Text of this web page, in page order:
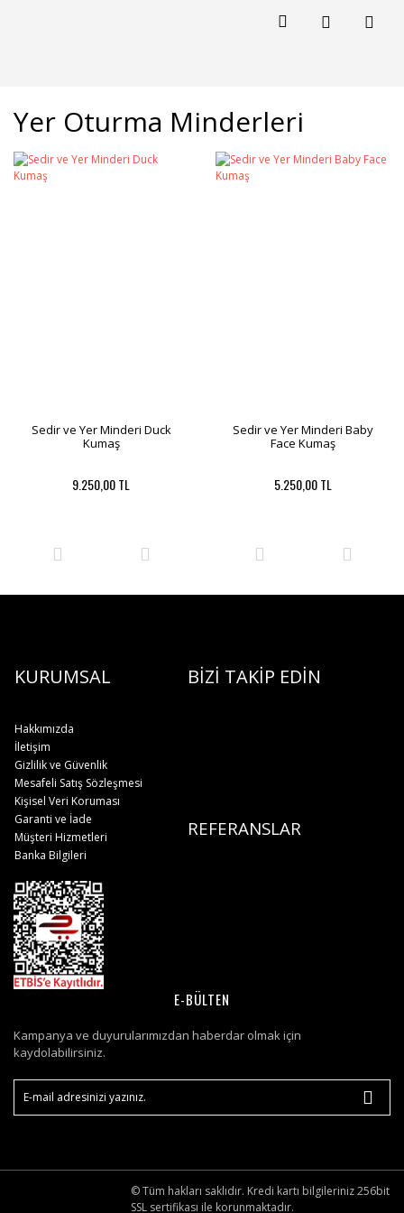
Yer Oturma Minderleri
Sedir ve Yer Minderi Duck
Kumaş
9.250,00 TL
Sedir ve Yer Minderi Baby
Face Kumaş
5.250,00 TL
KURUMSAL BİZİ TAKİP EDİN
Hakkımızda
İletişim
Gizlilik ve Güvenlik
Mesafeli Satış Sözleşmesi
Kişisel Veri Koruması
REFERANSLAR
Garanti ve İade
Müşteri Hizmetleri
Banka Bilgileri
E-BÜLTEN
Kampanya ve duyurularımızdan haberdar olmak için
kaydolabilirsiniz.
© Tüm hakları saklıdır. Kredi kartı bilgileriniz 256bit
SSL sertifikası ile korunmaktadır.